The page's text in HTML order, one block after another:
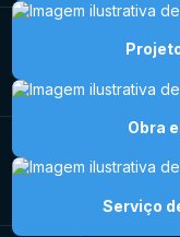
Obra
Serviço